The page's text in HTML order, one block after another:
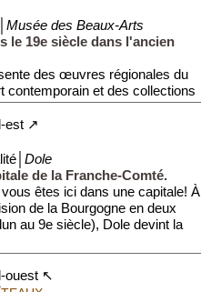
Musée des Beaux-Arts
le 19e siècle dans l'ancien
des œuvres régionales du
contemporain et des collections
est ↗
Dole
de la Franche-Comté.
êtes ici dans une capitale! À
de la Bourgogne en deux
au 9e siècle), Dole devint la
ouest ↖